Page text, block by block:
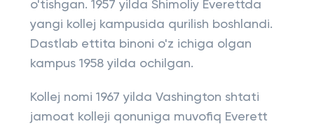
o'tishgan. 1957 yilda Shimoliy Everettda
yangi kollej kampusida qurilish boshlandi.
Dastlab ettita binoni o'z ichiga olgan
kampus 1958 yilda ochilgan.
Kollej nomi 1967 yilda Vashington shtati
jamoat kolleji qonuniga muvofiq Everett